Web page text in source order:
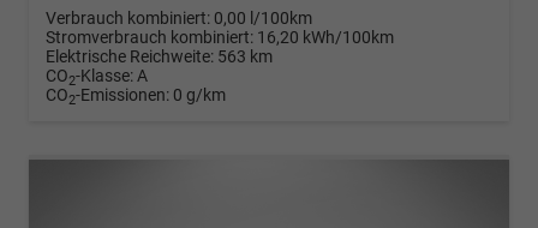
Verbrauch kombiniert: 0,00 l/100km
Stromverbrauch kombiniert: 16,20 kWh/100km
Elektrische Reichweite: 563 km
CO2-Klasse:A
CO2-Emissionen: 0 g/km